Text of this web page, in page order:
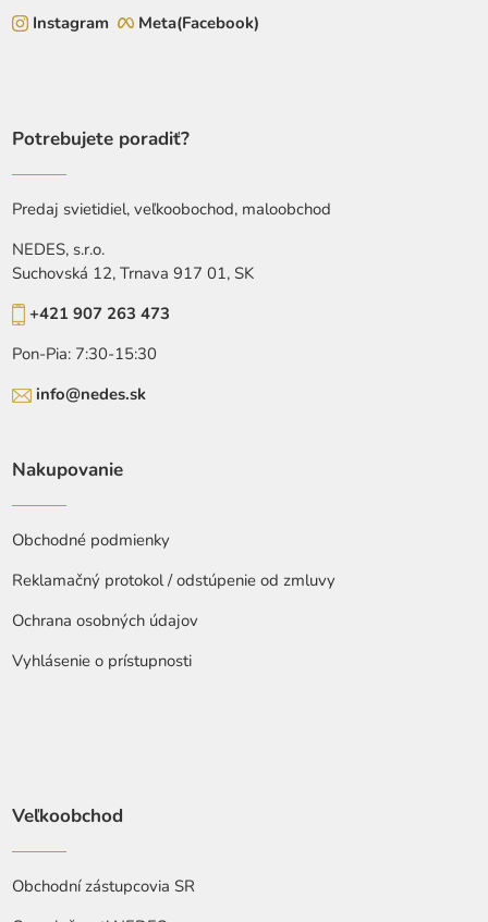
Instagram
Meta(Facebook)
Potrebujete poradiť?
Predaj svietidiel, veľkoobochod, maloobchod
NEDES, s.r.o.
Suchovská 12, Trnava 917 01, SK
+421 907 263 473
Pon-Pia: 7:30-15:30
info@nedes.sk
Nakupovanie
Obchodné podmienky
Reklamačný protokol / odstúpenie od zmluvy
Ochrana osobných údajov
Vyhlásenie o prístupnosti
Veľkoobchod
Obchodní zástupcovia SR